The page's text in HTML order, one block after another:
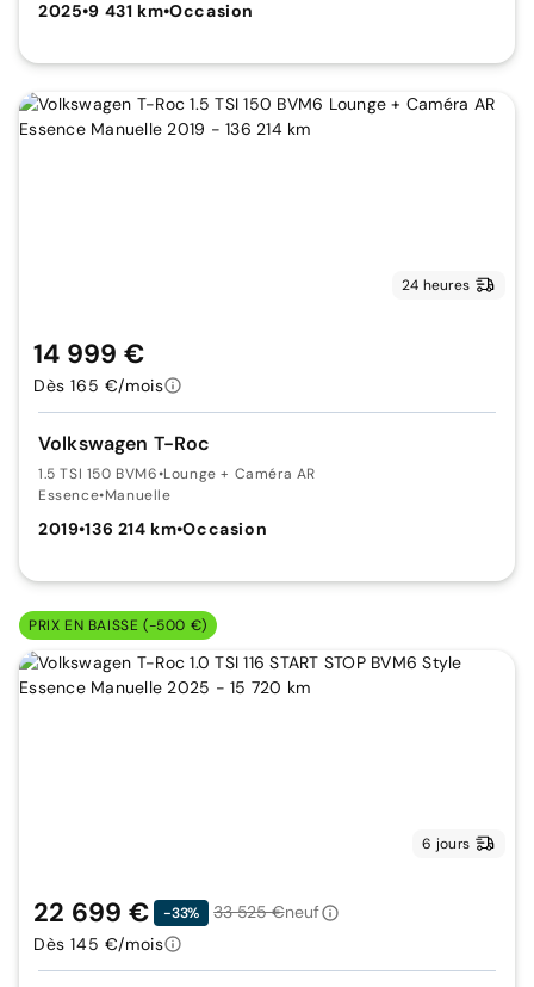
2025•9 431 km•Occasion
24 heures
Volkswagen T-Roc
1.5 TSI 150 BVM6•Lounge + Caméra AR
Essence•Manuelle
2019•136 214 km•Occasion
14 999 €
Dès 165 €/mois
PRIX EN BAISSE (-500 €)
6 jours
22 699 € -33% 33 525 €neuf
Dès 145 €/mois